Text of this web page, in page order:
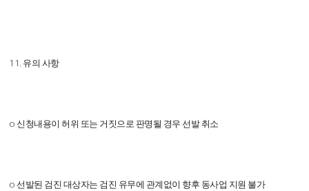
11. 유의 사항
o 신청내용이 허위 또는 거짓으로 판명될 경우 선발 취소
o 선발된 검진 대상자는 검진 유무에 관계없이 향후 동사업 지원 불가